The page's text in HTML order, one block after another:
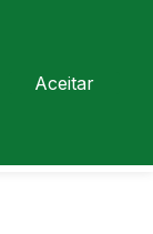
Aceitar